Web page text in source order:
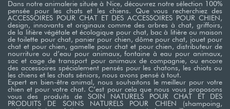
Dans notre animalerie située à Nice, découvrez notre sélection 100%
pensée pour les chats et les chiens. Que vous recherchiez des
ACCESSOIRES POUR CHAT ET DES ACCESSOIRES POUR CHIEN,
design, innovants et originaux comme des arbres à chat, griffoirs,
de la litière végétale et écologique pour chat, bac à litière ou maison
de toilette pour chat, panier pour chien, dôme pour chat, jouet pour
chat et pour chien, gamelle pour chat et pour chien, distributeur de
nourriture ou d’eau pour animaux, fontaine à eau pour animaux,
sac et cage de transport pour animaux de compagnie, ou encore
des accessoires spécialement pensés pour les chatons, les chiots ou
les chiens et les chats séniors, nous avons pensé à tout.
Expert en bien-être animal, nous souhaitons le meilleur pour votre
chien et pour votre chat. C’est pour cela que nous vous proposons
vous des produits de SOIN NATURELS POUR CHAT ET DES
PRODUITS DE SOINS NATURELS POUR CHIEN (shampoing,